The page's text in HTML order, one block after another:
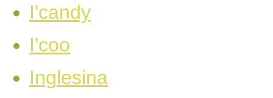
I'candy
I'coo
Inglesina